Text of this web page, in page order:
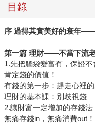
目錄
序 過得其實美好的衰年
第一篇 理財——不當下流
1.先把腦袋變富有，保證不
肯定錢的價值！
有錢的第一步：趕走心裡
理財的基本課：別歧視錢
2.讓財富一定增加的存錢法
無痛存錢in，無痛消費out！